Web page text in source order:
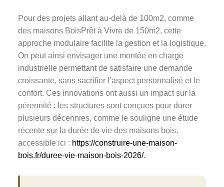
Pour des projets allant au-delà de 100m2, comme
des maisons BoisPrêt à Vivre de 150m2, cette
approche modulaire facilite la gestion et la logistique.
On peut ainsi envisager une montée en charge
industrielle permettant de satisfaire une demande
croissante, sans sacrifier l’aspect personnalisé et le
confort. Ces innovations ont aussi un impact sur la
pérennité : les structures sont conçues pour durer
plusieurs décennies, comme le souligne une étude
récente sur la durée de vie des maisons bois,
accessible ici : https://construire-une-maison-
bois.fr/duree-vie-maison-bois-2026/.